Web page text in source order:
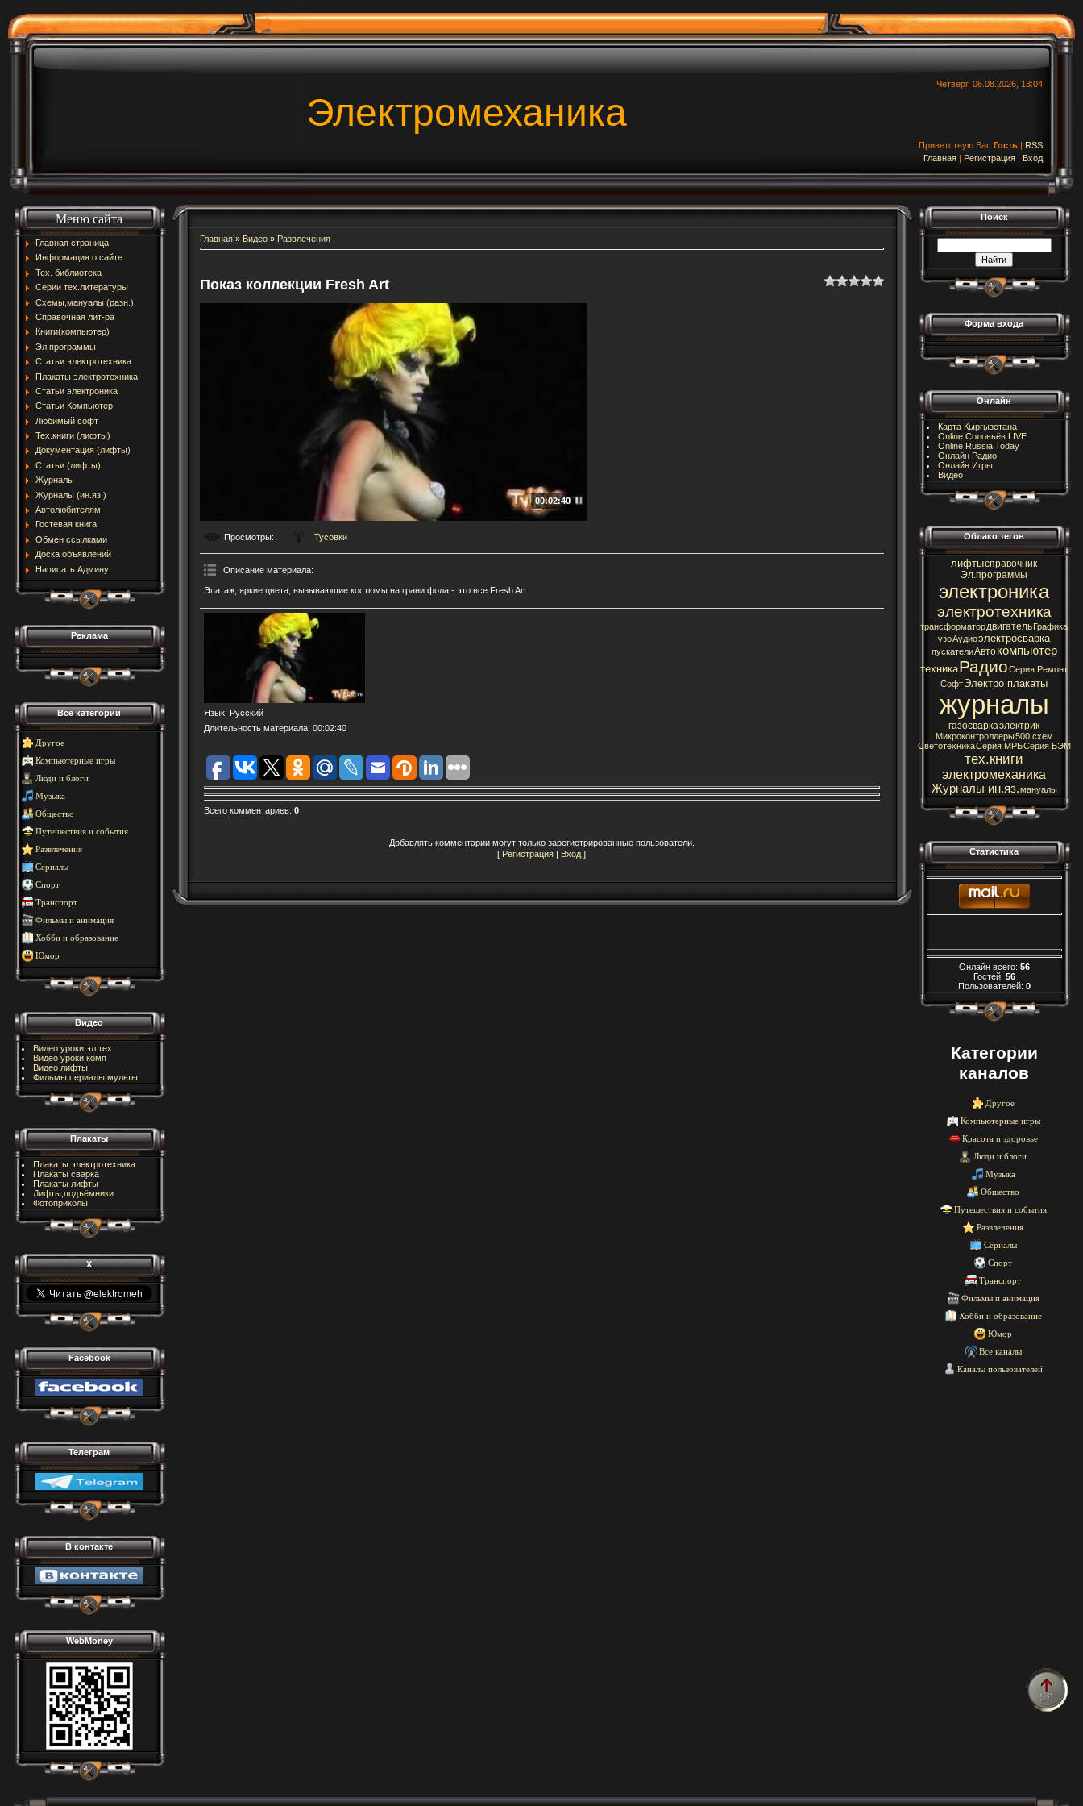
Четверг, 06.08.2026, 13:04
Электромеханика
Приветствую Вас Гость | RSS
Главная | Регистрация | Вход
Меню сайта
Главная страница
Информация о сайте
Тех. библиотека
Серии тех.литературы
Схемы,мануалы (разн.)
Справочная лит-ра
Книги(компьютер)
Эл.программы
Статьи электротехника
Плакаты электротехника
Статьи электроника
Статьи Компьютер
Любимый софт
Тех.книги (лифты)
Документация (лифты)
Статьи (лифты)
Журналы
Журналы (ин.яз.)
Автолюбителям
Гостевая книга
Обмен ссылками
Доска объявлений
Написать Админу
Реклама
Все категории
Другое
Компьютерные игры
Люди и блоги
Музыка
Общество
Путешествия и события
Развлечения
Сериалы
Спорт
Транспорт
Фильмы и анимация
Хобби и образование
Юмор
Видео
Видео уроки эл.тех.
Видео уроки комп
Видео лифты
Фильмы,сериалы,мульты
Плакаты
Плакаты электротехника
Плакаты сварка
Плакаты лифты
Лифты,подъёмники
Фотоприколы
X
Facebook
Телеграм
В контакте
WebMoney
Главная» Видео» Развлечения
Показ коллекции Fresh Art
00:02:40
Просмотры: Тусовки
Описание материала:
Эпатаж, яркие цвета, вызывающие костюмы на грани фола - это все Fresh Art.
Язык: Русский
Длительность материала: 00:02:40
Всего комментариев: 0
Добавлять комментарии могут только зарегистрированные пользователи.
[ Регистрация | Вход ]
Поиск
Форма входа
Онлайн
Карта Кыргызстана
Online Соловьёв LIVE
Online Russia Today
Онлайн Радио
Онлайн Игры
Видео
Облако тегов
лифтысправочник
Эл.программы
электроника
электротехника
трансформатордвигательГрафика
узоАудиоэлектросварка
пускателиАвтокомпьютер
техникаРадиоСерия Ремонт
СофтЭлектро плакаты
журналы
газосваркаэлектрик
Микроконтроллеры500 схем
СветотехникаСерия МРБСерия БЭМ
тех.книги
электромеханика
Журналы ин.яз.мануалы
Статистика
Онлайн всего: 56
Гостей: 56
Пользователей: 0
Категории
каналов
Другое
Компьютерные игры
Красота и здоровье
Люди и блоги
Музыка
Общество
Путешествия и события
Развлечения
Сериалы
Спорт
Транспорт
Фильмы и анимация
Хобби и образование
Юмор
Все каналы
Каналы пользователей